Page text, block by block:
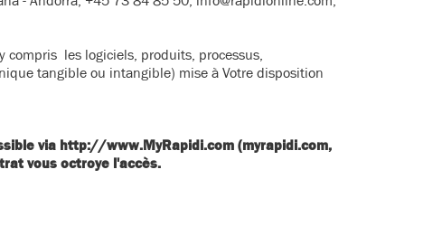
les logiciels, produits, processus,
tangible ou intangible) mise à Votre disposition
via http://www.MyRapidi.com (myrapidi.com,
vous octroye l'accès.